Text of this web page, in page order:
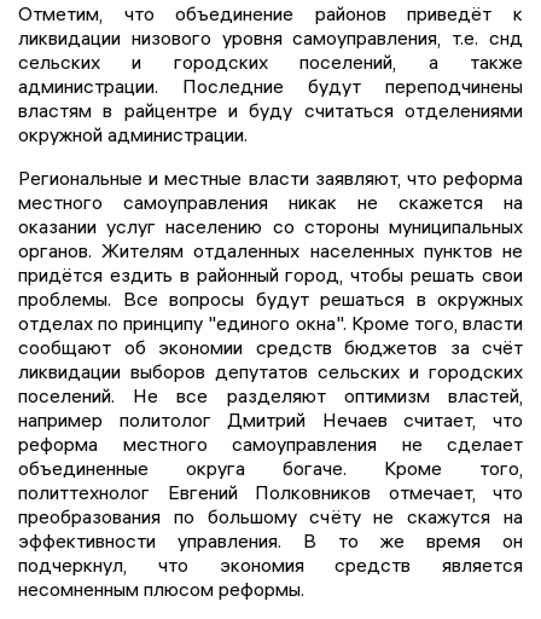
Отметим, что объединение районов приведёт к
ликвидации низового уровня самоуправления, т.е. снд
сельских и городских поселений, а также
администрации. Последние будут переподчинены
властям в райцентре и буду считаться отделениями
окружной администрации.
Региональные и местные власти заявляют, что реформа
местного самоуправления никак не скажется на
оказании услуг населению со стороны муниципальных
органов. Жителям отдаленных населенных пунктов не
придётся ездить в районный город, чтобы решать свои
проблемы. Все вопросы будут решаться в окружных
отделах по принципу "единого окна". Кроме того, власти
сообщают об экономии средств бюджетов за счёт
ликвидации выборов депутатов сельских и городских
поселений. Не все разделяют оптимизм властей,
например политолог Дмитрий Нечаев считает, что
реформа местного самоуправления не сделает
объединенные округа богаче. Кроме того,
политтехнолог Евгений Полковников отмечает, что
преобразования по большому счёту не скажутся на
эффективности управления. В то же время он
подчеркнул, что экономия средств является
несомненным плюсом реформы.